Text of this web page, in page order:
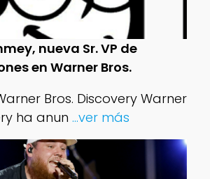
nueva Sr. VP de
en Warner Bros.
Bros. Discovery Warner
ha anun ...ver más